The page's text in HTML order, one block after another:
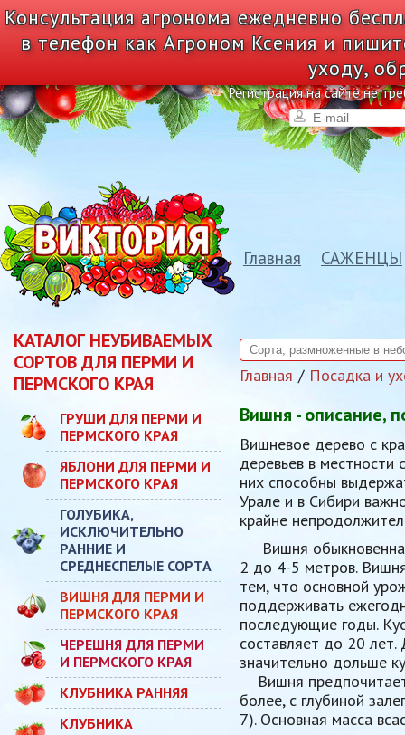
Консультация агронома ежедневно
в телефон как Агроном Ксения и
уходу,
Регистрация на сайте не
Главная САЖЕНЦЫ
КАТАЛОГ НЕУБИВАЕМЫХ
СОРТОВ ДЛЯ ПЕРМИ И
ПЕРМСКОГО КРАЯ
ГРУШИ ДЛЯ ПЕРМИ И
ПЕРМСКОГО КРАЯ
ЯБЛОНИ ДЛЯ ПЕРМИ И
ПЕРМСКОГО КРАЯ
ГОЛУБИКА,
ИСКЛЮЧИТЕЛЬНО
РАННИЕ И
СРЕДНЕСПЕЛЫЕ СОРТА
ВИШНЯ ДЛЯ ПЕРМИ И
ПЕРМСКОГО КРАЯ
ЧЕРЕШНЯ ДЛЯ ПЕРМИ
И ПЕРМСКОГО КРАЯ
КЛУБНИКА РАННЯЯ
КЛУБНИКА
Главная Посадка и
Вишня - описание,
Вишневое дерево с
деревьев в
них способны
Урале и в Сибири
крайне
Вишня
2 до 4-5 метров.
тем, что основной
поддерживать
последующие годы.
составляет до 20
значительно дольше
Вишня предпочитает
более, с глубиной
7). Основная масса